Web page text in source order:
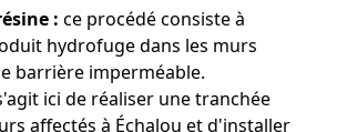
: ce procédé consiste à
hydrofuge dans les murs
barrière imperméable.
ici de réaliser une tranchée
affectés à Échalou et d'installer